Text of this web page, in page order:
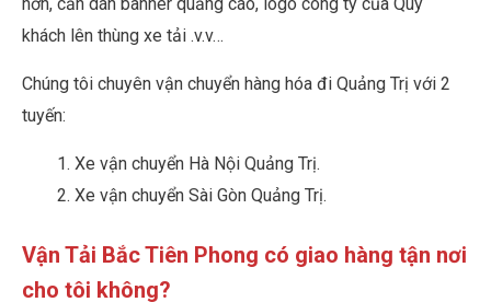
khách lên thùng xe tải .v.v…
Chúng tôi chuyên vận chuyển hàng hóa đi Quảng Trị với 2
tuyến:
Xe vận chuyển Hà Nội Quảng Trị.
Xe vận chuyển Sài Gòn Quảng Trị.
Vận Tải Bắc Tiên Phong có giao hàng tận nơi
cho tôi không?